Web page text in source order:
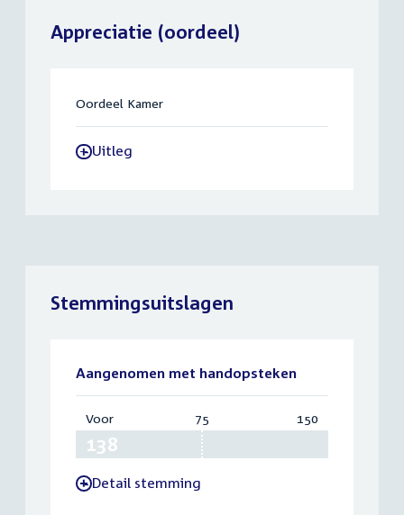
Appreciatie (oordeel)
Oordeel Kamer
-Uitleg
Stemmingsuitslagen
Aangenomen met handopsteken
Voor:
138
75 150
-Detail stemming